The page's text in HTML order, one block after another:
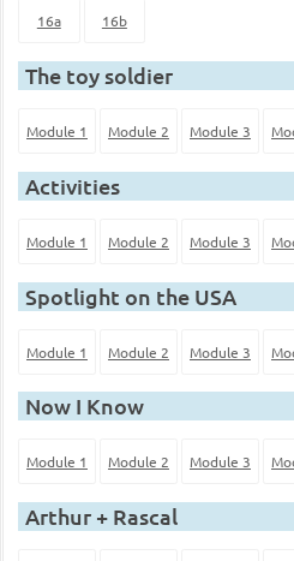
16a 16b
The toy soldier
Module 1 Module 2 Module 3
Activities
Module 1 Module 2 Module 3
Spotlight on the USA
Module 1 Module 2 Module 3
Now I Know
Module 1 Module 2 Module 3
Arthur + Rascal